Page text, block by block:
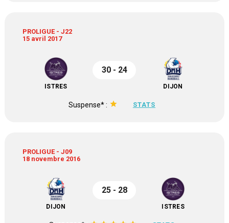
PROLIGUE - J22
15 avril 2017
ISTRES
30 - 24
DIJON
Suspense* : star STATS
PROLIGUE - J09
18 novembre 2016
DIJON
25 - 28
ISTRES